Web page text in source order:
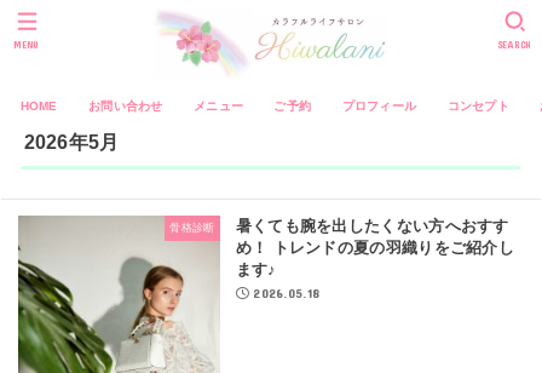
HOME お問い合わせ メニュー ご予約 プロフィール コンセプト
SEARCH
MENU
2026年5月
骨格診断
暑くても腕を出したくない方へおすす
め！ トレンドの夏の羽織りをご紹介し
ます♪
2026.05.18